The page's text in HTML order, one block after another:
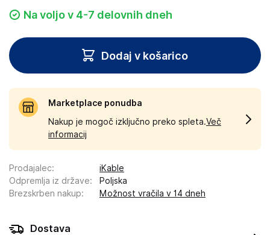
Na voljo v 4-7 delovnih dneh
Dodaj v košarico
Marketplace ponudba
Nakup je mogoč izključno preko spleta.Več
informacij
Prodajalec:
iKable
Odpremlja iz države:
Poljska
Brezskrben nakup: Možnost vračila v 14 dneh
Dostava